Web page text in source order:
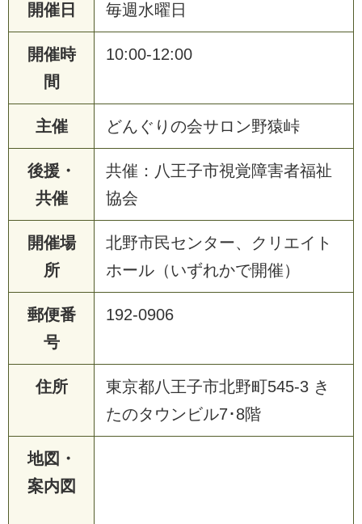
開催日 毎週水曜日
開催時
間
10:00-12:00
主催 どんぐりの会サロン野猿峠
後援・
共催
共催：八王子市視覚障害者福祉
協会
開催場
所
北野市民センター、クリエイト
ホール（いずれかで開催）
郵便番
号
192-0906
住所
東京都八王子市北野町545-3 き
たのタウンビル7･8階
地図・
案内図